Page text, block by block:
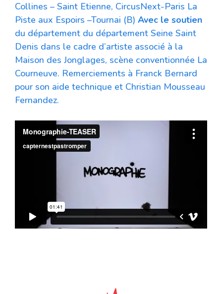
Collines – Saint Etienne, CircusNext-Paris La
Piste aux Espoirs –Tournai (B) Avec le soutien
du département du département Seine Saint
Denis dans le cadre d’artiste associé à la
Maison des Jonglages, scène conventionnée La
Courneuve. Remerciements à Franck Bernard
pour son aide technique et Christian Mousseau
Fernandez.